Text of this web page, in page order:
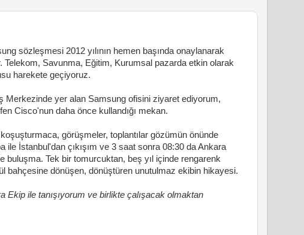
sözleşmesi 2012 yılının hemen başında onaylanarak
Telekom, Savunma, Eğitim, Kurumsal pazarda etkin olarak
harekete geçiyoruz.
Merkezinde yer alan Samsung ofisini ziyaret ediyorum,
Cisco'nun daha önce kullandığı mekan.
koşuşturmaca, görüşmeler, toplantılar gözümün önünde
ile İstanbul'dan çıkışım ve 3 saat sonra 08:30 da Ankara
buluşma. Tek bir tomurcuktan, beş yıl içinde rengarenk
bahçesine dönüşen, dönüştüren unutulmaz ekibin hikayesi.
Ekip ile tanışıyorum ve birlikte çalışacak olmaktan